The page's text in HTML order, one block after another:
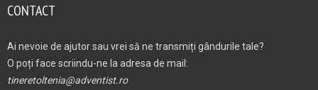
CONTACT
Ai nevoie de ajutor sau vrei să ne transmiți gândurile tale?
O poți face scriindu-ne la adresa de mail:
tineretoltenia@adventist.ro